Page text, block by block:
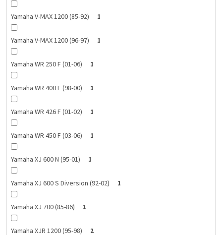
Yamaha V-MAX 1200 (85-92) 1
Yamaha V-MAX 1200 (96-97) 1
Yamaha WR 250 F (01-06) 1
Yamaha WR 400 F (98-00) 1
Yamaha WR 426 F (01-02) 1
Yamaha WR 450 F (03-06) 1
Yamaha XJ 600 N (95-01) 1
Yamaha XJ 600 S Diversion (92-02) 1
Yamaha XJ 700 (85-86) 1
Yamaha XJR 1200 (95-98) 2